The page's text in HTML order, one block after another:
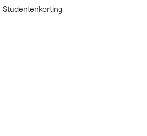
Studentenkorting